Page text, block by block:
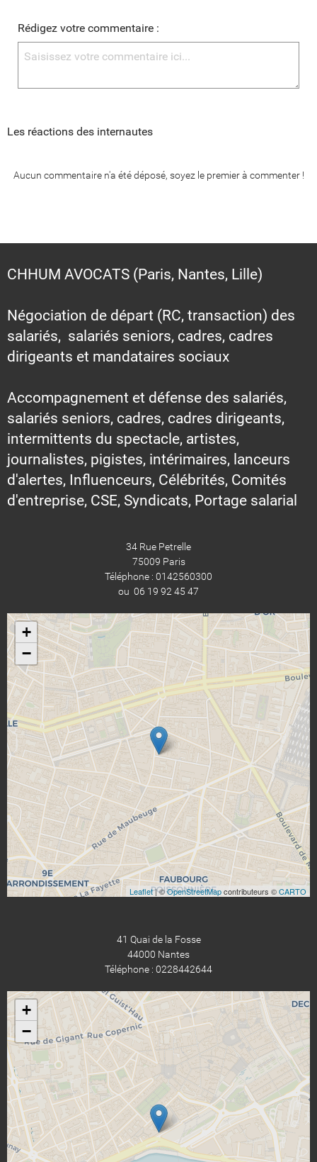
Rédigez votre commentaire :
Les réactions des internautes
Aucun commentaire n'a été déposé, soyez le premier à commenter !
CHHUM AVOCATS (Paris, Nantes, Lille)
Négociation de départ (RC, transaction) des
salariés, salariés seniors, cadres, cadres
dirigeants et mandataires sociaux
Accompagnement et défense des salariés,
salariés seniors, cadres, cadres dirigeants,
intermittents du spectacle, artistes,
journalistes, pigistes, intérimaires, lanceurs
d'alertes, Influenceurs, Célébrités, Comités
d'entreprise, CSE, Syndicats, Portage salarial
34 Rue Petrelle
75009 Paris
Téléphone : 0142560300
ou 06 19 92 45 47
+
−
Leaflet| ©OpenStreetMapcontributeurs ©CARTO
41 Quai de la Fosse
44000 Nantes
Téléphone : 0228442644
+
−